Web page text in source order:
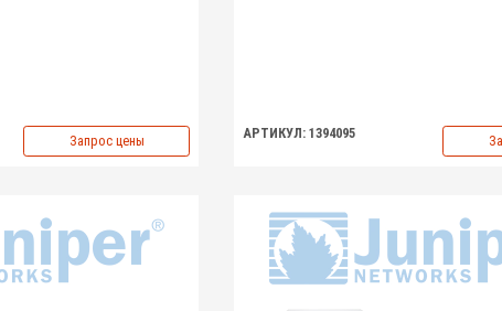
Запрос цены АРТИКУЛ: 1394095